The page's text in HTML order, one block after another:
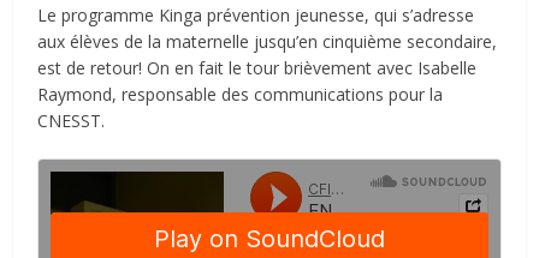
Le programme Kinga prévention jeunesse, qui s’adresse
aux élèves de la maternelle jusqu’en cinquième secondaire,
est de retour! On en fait le tour brièvement avec Isabelle
Raymond, responsable des communications pour la
CNESST.